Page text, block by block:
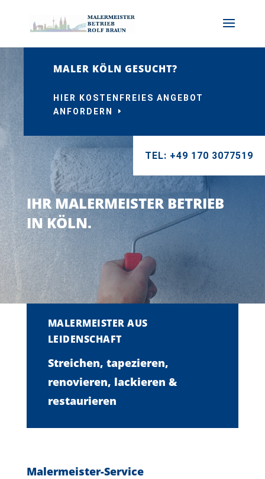
MALER KÖLN GESUCHT?
HIER KOSTENFREIES ANGEBOT
ANFORDERN
TEL: +49 170 3077519
IHR MALERMEISTER BETRIEB
IN KÖLN.
MALERMEISTER AUS
LEIDENSCHAFT
Streichen, tapezieren,
renovieren, lackieren &
restaurieren
Malermeister-Service